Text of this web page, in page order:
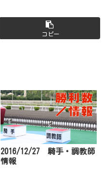
コピー
2016/12/27 騎手・調教師
情報